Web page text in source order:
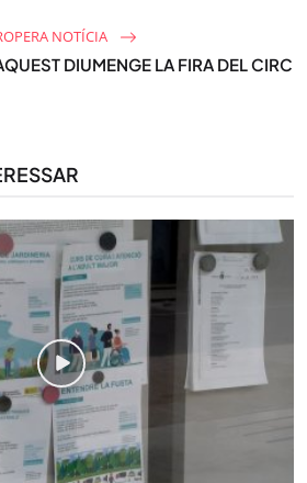
NOTÍCIA
DIUMENGE LA FIRA DEL CIRC